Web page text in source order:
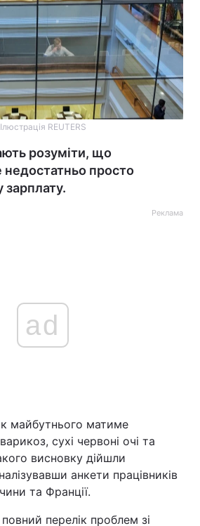
Війна
Політика
Світ
Ілюстрація REUTERS
розуміти, що
недостатньо просто
зарплату.
Реклама
ad
майбутнього матиме
сухі червоні очі та
висновку дійшли
анкети працівників
та Франції.
перелік проблем зі